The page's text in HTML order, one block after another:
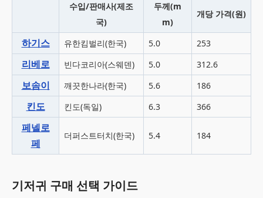
수입/판매사(제조
국)
두께(m
m)
개당 가격(원)
하기스 유한킴벌리(한국) 5.0 253
리베로 빈다코리아(스웨덴) 5.0 312.6
보솜이 깨끗한나라(한국) 5.6 186
킨도 킨도(독일) 6.3 366
페넬로
페
더퍼스트터치(한국) 5.4 184
기저귀 구매 선택 가이드